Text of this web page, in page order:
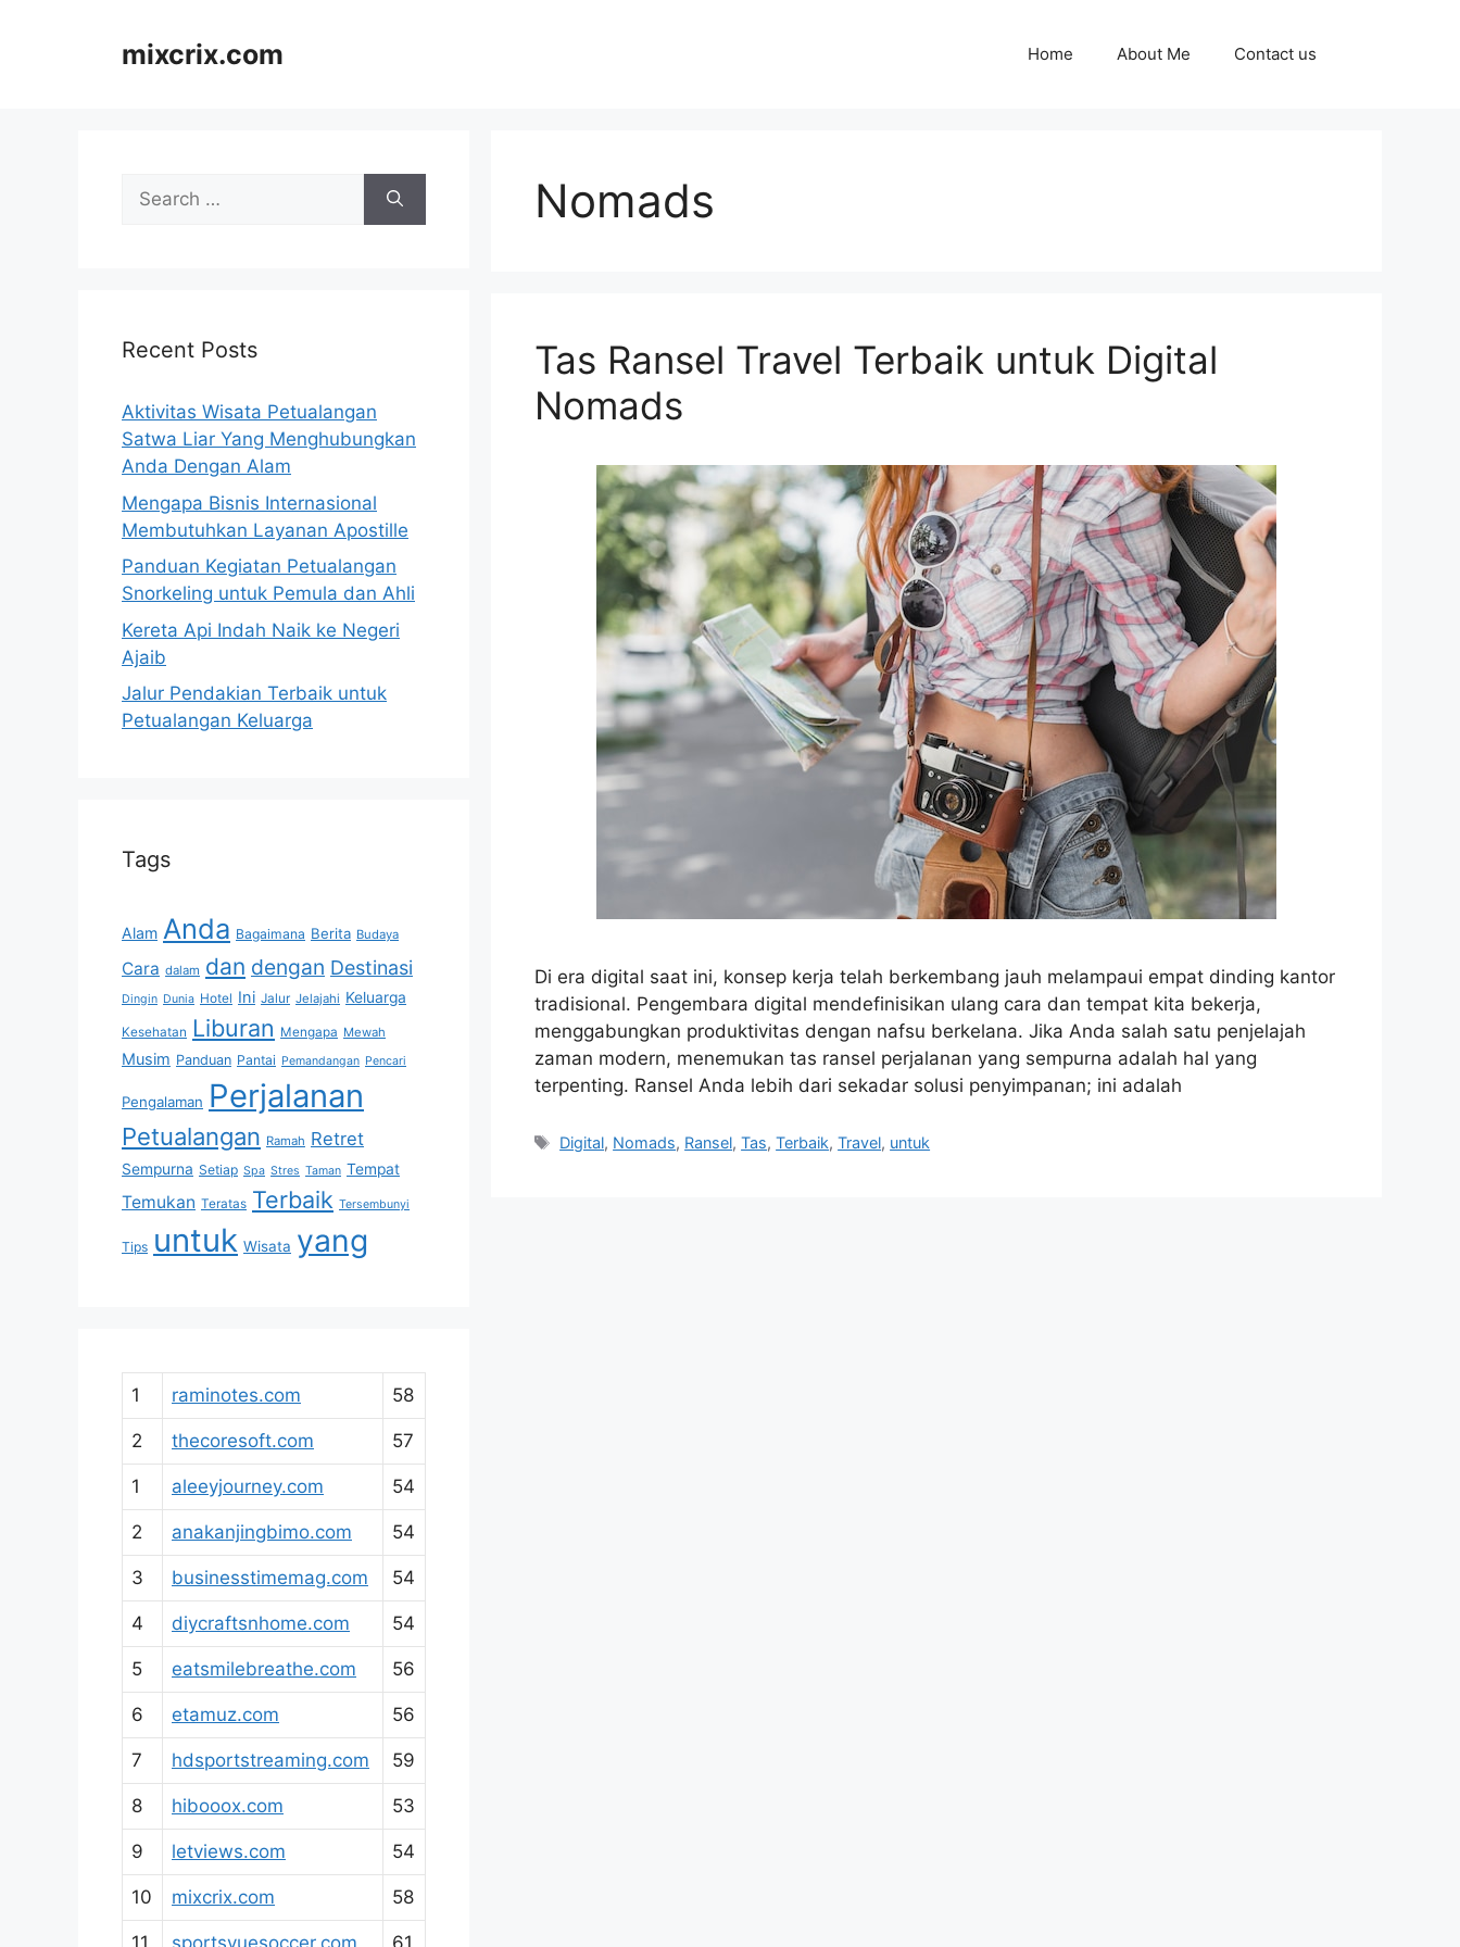
mixcrix.com Home About Me Contact us
Nomads
Tas Ransel Travel Terbaik untuk Digital
Nomads
Di era digital saat ini, konsep kerja telah berkembang jauh melampaui empat dinding kantor
tradisional. Pengembara digital mendefinisikan ulang cara dan tempat kita bekerja,
menggabungkan produktivitas dengan nafsu berkelana. Jika Anda salah satu penjelajah
zaman modern, menemukan tas ransel perjalanan yang sempurna adalah hal yang
terpenting. Ransel Anda lebih dari sekadar solusi penyimpanan; ini adalah
Tags
Digital, Nomads, Ransel,Tas,Terbaik,Travel, untuk
Search
for:
Recent Posts
Aktivitas Wisata Petualangan
Satwa Liar Yang Menghubungkan
Anda Dengan Alam
Mengapa Bisnis Internasional
Membutuhkan Layanan Apostille
Panduan Kegiatan Petualangan
Snorkeling untuk Pemula dan Ahli
Kereta Api Indah Naik ke Negeri
Ajaib
Jalur Pendakian Terbaik untuk
Petualangan Keluarga
Tags
Alam Anda Bagaimana Berita Budaya
Cara dalam dan dengan Destinasi
Dingin Dunia Hotel Ini Jalur Jelajahi Keluarga
Kesehatan Liburan Mengapa Mewah
Musim Panduan Pantai Pemandangan Pencari
Pengalaman Perjalanan
Petualangan Ramah Retret
Sempurna Setiap Spa Stres Taman Tempat
Temukan Teratas Terbaik Tersembunyi
Tips untuk Wisata yang
1 raminotes.com 58
2 thecoresoft.com 57
1 aleeyjourney.com 54
2 anakanjingbimo.com 54
3 businesstimemag.com 54
4 diycraftsnhome.com 54
5 eatsmilebreathe.com 56
6 etamuz.com 56
7 hdsportstreaming.com 59
8 hibooox.com 53
9 letviews.com 54
10 mixcrix.com 58
11 sportsvuesoccer.com 61